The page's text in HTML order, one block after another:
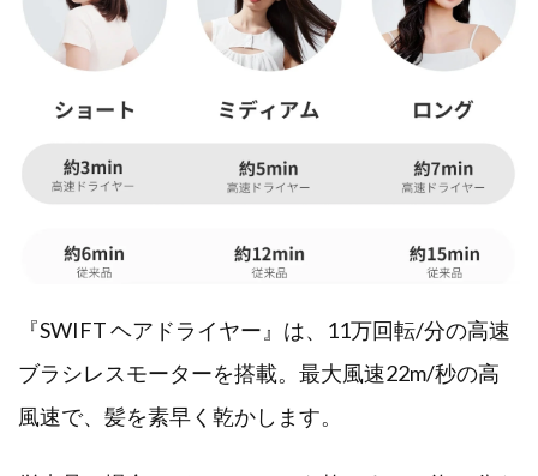
『SWIFT ヘアドライヤー』は、11万回転/分の高速
ブラシレスモーターを搭載。最大風速22m/秒の高
風速で、髪を素早く乾かします。